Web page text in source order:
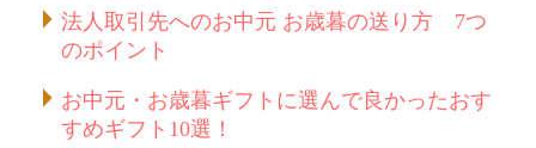
法人取引先へのお中元 お歳暮の送り方 7つ
のポイント
お中元・お歳暮ギフトに選んで良かったおす
すめギフト10選！